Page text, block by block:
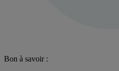
Bon à savoir :